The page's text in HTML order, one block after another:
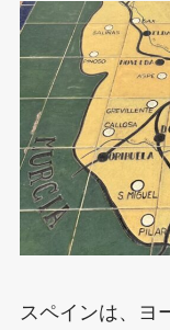
スペインは、ヨ